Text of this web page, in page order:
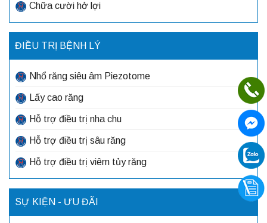
Chữa cười hở lợi
ĐIỀU TRỊ BỆNH LÝ
Nhổ răng siêu âm Piezotome
Lấy cao răng
Hỗ trợ điều trị nha chu
Hỗ trợ điều trị sâu răng
Hỗ trợ điều trị viêm tủy răng
SỰ KIỆN - ƯU ĐÃI